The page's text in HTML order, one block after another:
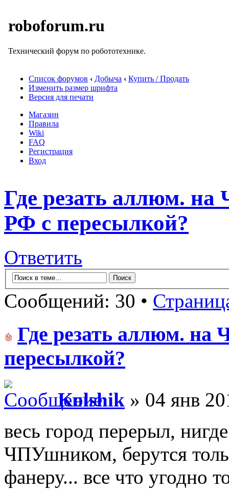
roboforum.ru
Технический форум по робототехнике.
Список форумов ‹ Добыча ‹ Купить / Продать
Изменить размер шрифта
Версия для печати
Магазин
Правила
Wiki
FAQ
Регистрация
Вход
Где резать аллюм.
РФ с пересылкой?
Ответить
Сообщений: 30 •
Где резать аллюм.
пересылкой?
Kolshik » 04 янв
весь город перерыл,
ЧПУшником, берутся
фанеру... все что угодно